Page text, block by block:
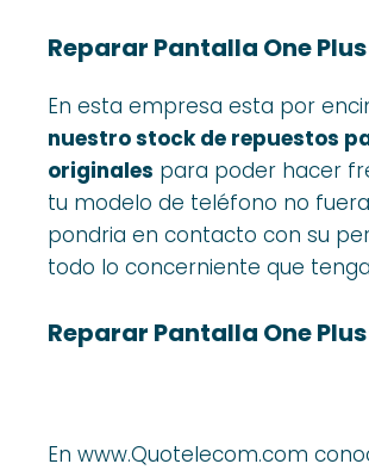
Reparar Pantalla One
En esta empresa esta por
nuestro stock de repuestos
originales para poder hacer
tu modelo de teléfono no
pondria en contacto con su
todo lo concerniente que
Reparar Pantalla One
En www.Quotelecom.com